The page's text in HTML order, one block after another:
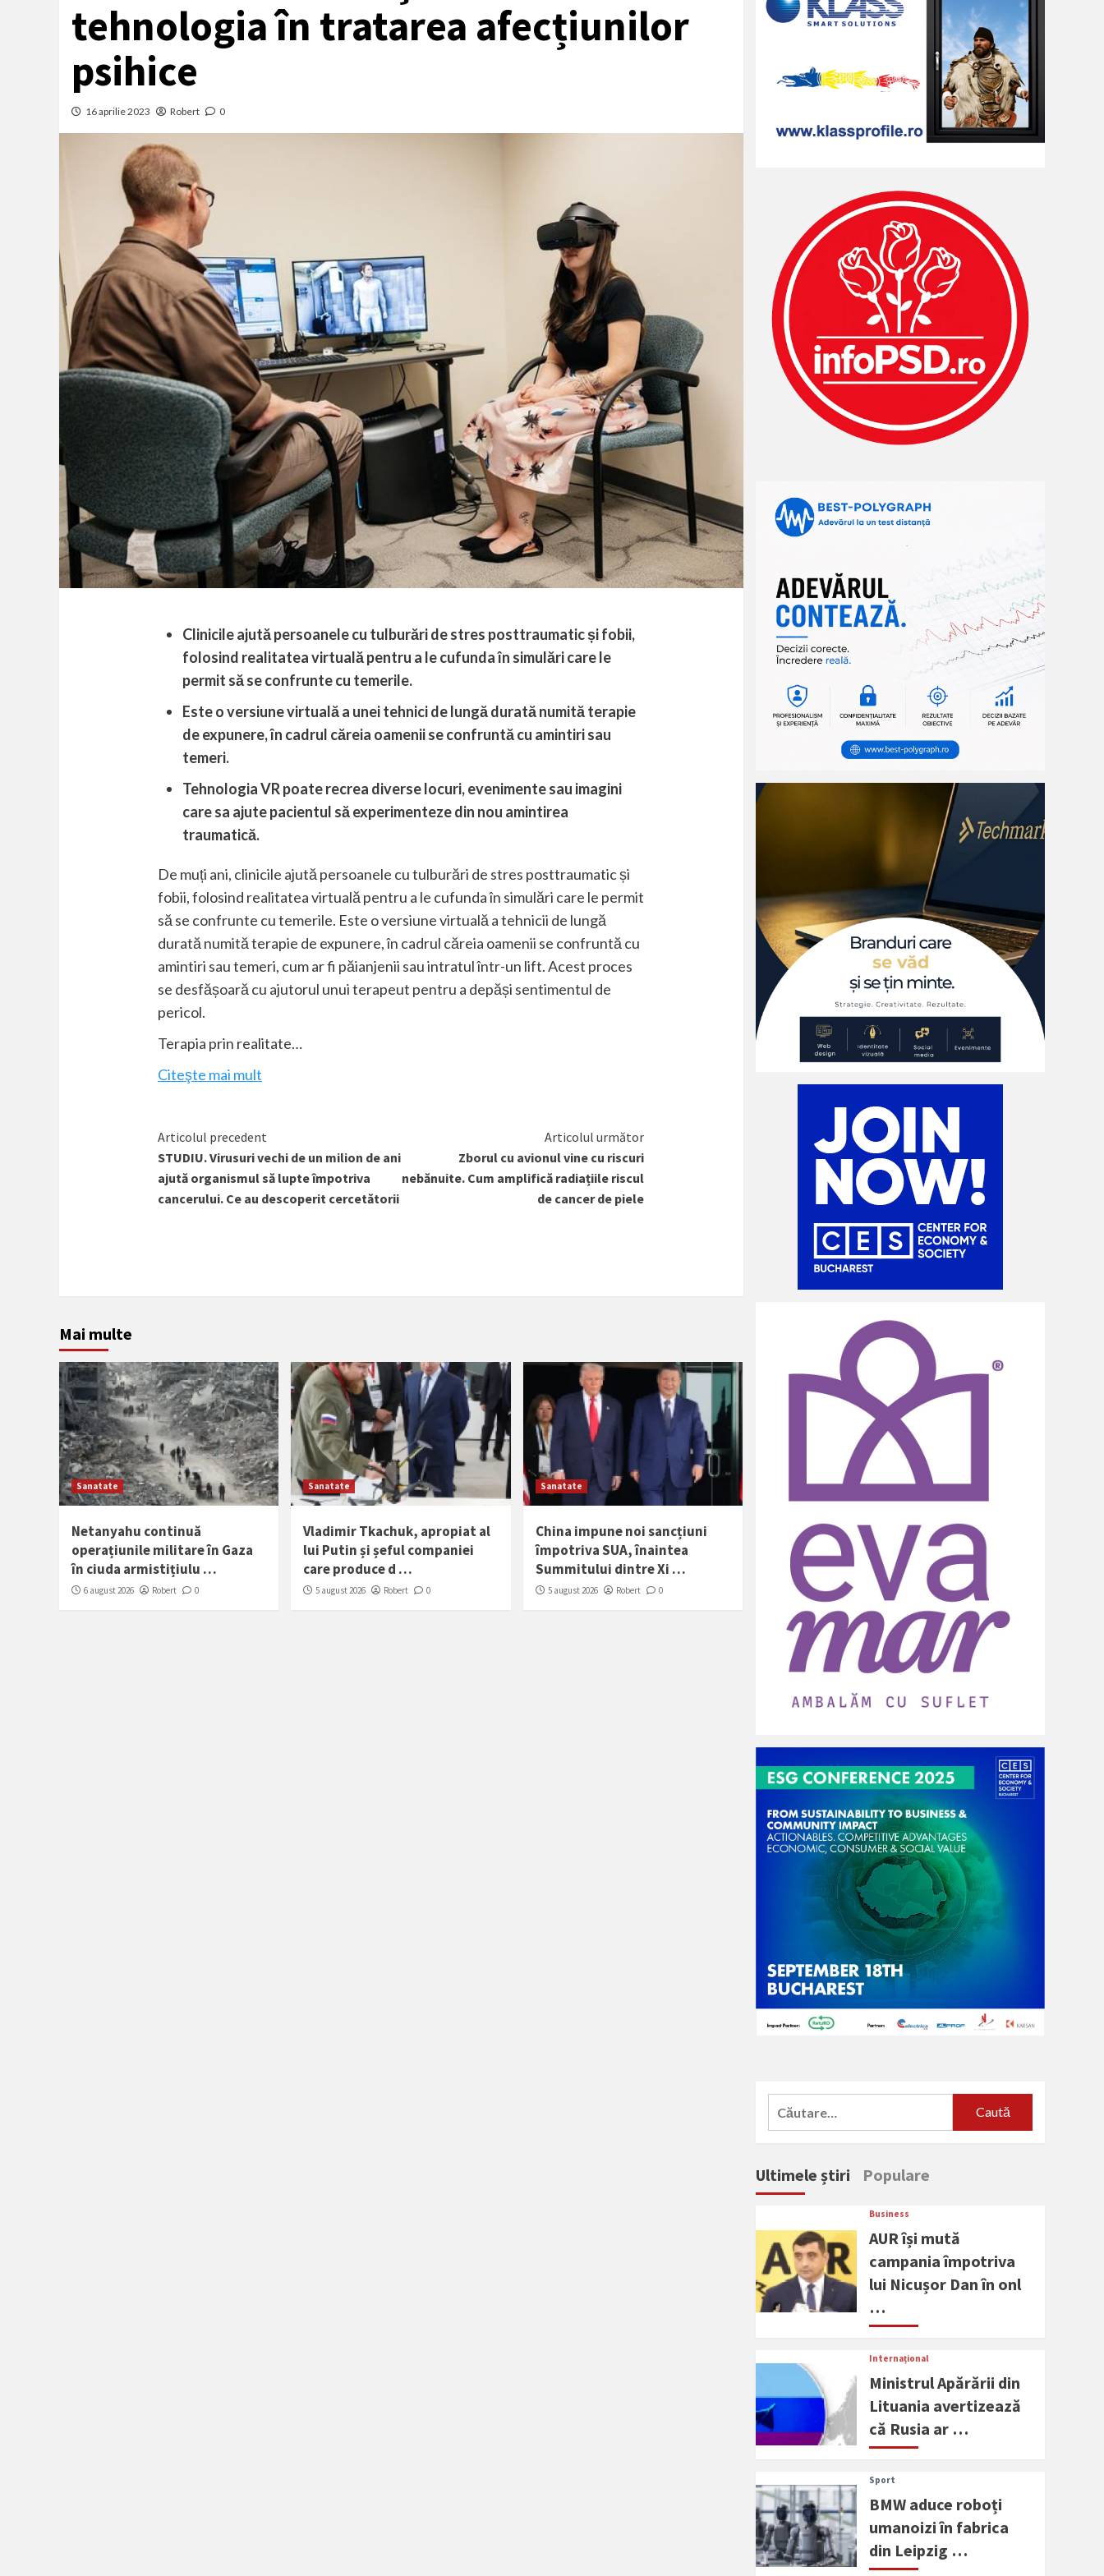
tehnologia în tratarea afecțiunilor
psihice
16 aprilie 2023 Robert 0
Clinicile ajută persoanele cu tulburări de stres posttraumatic și fobii,
folosind realitatea virtuală pentru a le cufunda în simulări care le
permit să se confrunte cu temerile.
Este o versiune virtuală a unei tehnici de lungă durată numită terapie
de expunere, în cadrul căreia oamenii se confruntă cu amintiri sau
temeri.
Tehnologia VR poate recrea diverse locuri, evenimente sau imagini
care sa ajute pacientul să experimenteze din nou amintirea
traumatică.
De muți ani, clinicile ajută persoanele cu tulburări de stres posttraumatic și
fobii, folosind realitatea virtuală pentru a le cufunda în simulări care le permit
să se confrunte cu temerile. Este o versiune virtuală a tehnicii de lungă
durată numită terapie de expunere, în cadrul căreia oamenii se confruntă cu
amintiri sau temeri, cum ar fi păianjenii sau intratul într-un lift. Acest proces
se desfășoară cu ajutorul unui terapeut pentru a depăși sentimentul de
pericol.
Terapia prin realitate…
Citeşte mai mult
Citește
mai
mult
Articolul precedent
STUDIU. Virusuri vechi de un milion de ani
ajută organismul să lupte împotriva
cancerului. Ce au descoperit cercetătorii
Articolul următor
Zborul cu avionul vine cu riscuri
nebănuite. Cum amplifică radiațiile riscul
de cancer de piele
Mai multe
Sanatate
Netanyahu continuă
operațiunile militare în Gaza
în ciuda armistițiulu …
6 august 2026 Robert 0
Sanatate
Vladimir Tkachuk, apropiat al
lui Putin și șeful companiei
care produce d …
5 august 2026 Robert 0
Sanatate
China impune noi sancțiuni
împotriva SUA, înaintea
Summitului dintre Xi …
5 august 2026 Robert 0
Caută
Ultimele știri Populare
Business
AUR își mută
campania împotriva
lui Nicușor Dan în onl
…
Internațional
Ministrul Apărării din
Lituania avertizează
că Rusia ar …
Sport
BMW aduce roboți
umanoizi în fabrica
din Leipzig …